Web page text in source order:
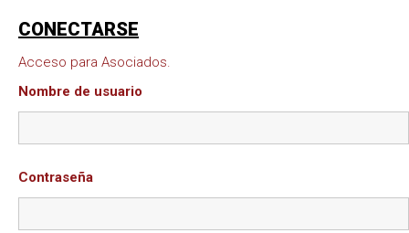
CONECTARSE
Acceso para Asociados.
Nombre de usuario
Contraseña